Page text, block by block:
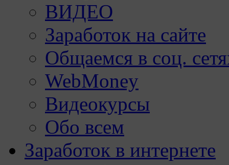
ВИДЕО
Заработок на сайте
Общаемся в соц.
WebMoney
Видеокурсы
Обо всем
Заработок в интернете